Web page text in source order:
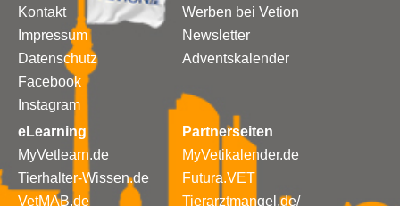
Kontakt
Impressum
Datenschutz
Facebook
Instagram
Werben bei Vetion
Newsletter
Adventskalender
eLearning
MyVetlearn.de
Tierhalter-Wissen.de
VetMAB.de
Partnerseiten
MyVetikalender.de
Futura.VET
Tierarztmangel.de/